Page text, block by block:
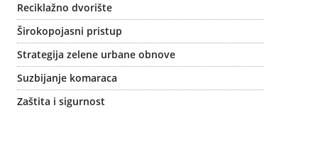
Reciklažno dvorište
Širokopojasni pristup
Strategija zelene urbane obnove
Suzbijanje komaraca
Zaštita i sigurnost